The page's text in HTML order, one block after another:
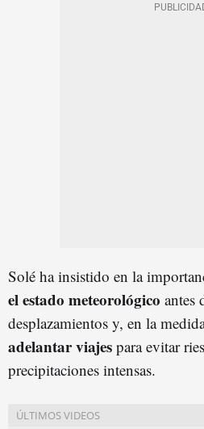
Solé ha insistido en la
el estado meteorológico antes
desplazamientos y, en la
adelantar viajes para evitar
precipitaciones intensas.